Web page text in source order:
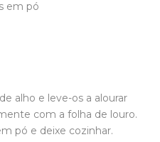
em pó
alho e leve-os a alourar
com a folha de louro.
pó e deixe cozinhar.